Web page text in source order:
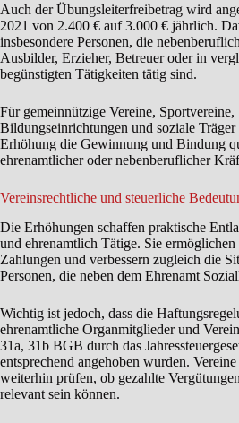
Auch der Übungsleiterfreibetrag wird
2021 von 2.400 € auf 3.000 € jährlich.
insbesondere Personen, die
Ausbilder, Erzieher, Betreuer oder in
begünstigten Tätigkeiten tätig sind.
Für gemeinnützige Vereine, Sportvereine,
Bildungseinrichtungen und soziale Träger
Erhöhung die Gewinnung und Bindung
ehrenamtlicher oder nebenberuflicher
Vereinsrechtliche und steuerliche
Die Erhöhungen schaffen praktische
und ehrenamtlich Tätige. Sie ermöglichen
Zahlungen und verbessern zugleich die
Personen, die neben dem Ehrenamt
Wichtig ist jedoch, dass die
ehrenamtliche Organmitglieder und
31a, 31b BGB durch das
entsprechend angehoben wurden.
weiterhin prüfen, ob gezahlte
relevant sein können.